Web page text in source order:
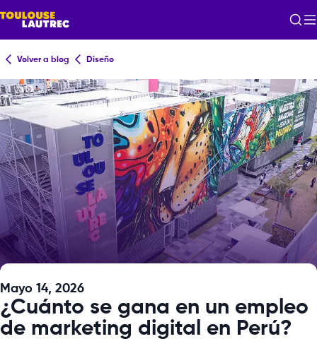
Volver a blog Diseño
Mayo 14, 2026
¿Cuánto se gana en un empleo
de marketing digital en Perú?